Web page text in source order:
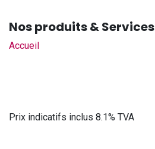
Nos produits & Services
Accueil
Prix indicatifs inclus 8.1% TVA